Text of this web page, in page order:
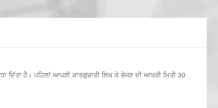
ਹੈ। ਪਹਿਲਾਂ ਆਪਣੀ ਕਾਰਗੁਜ਼ਾਰੀ ਲਿਖ ਕੇ ਭੇਜਣ ਦੀ ਆਖਰੀ ਮਿਤੀ 30